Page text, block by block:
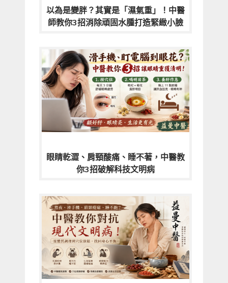
以為是變胖？其實是「濕氣重」！中醫
師教你3招消除頑固水腫打造緊緻小臉
眼睛乾澀、肩頸酸痛、睡不著，中醫教
你3招破解科技文明病